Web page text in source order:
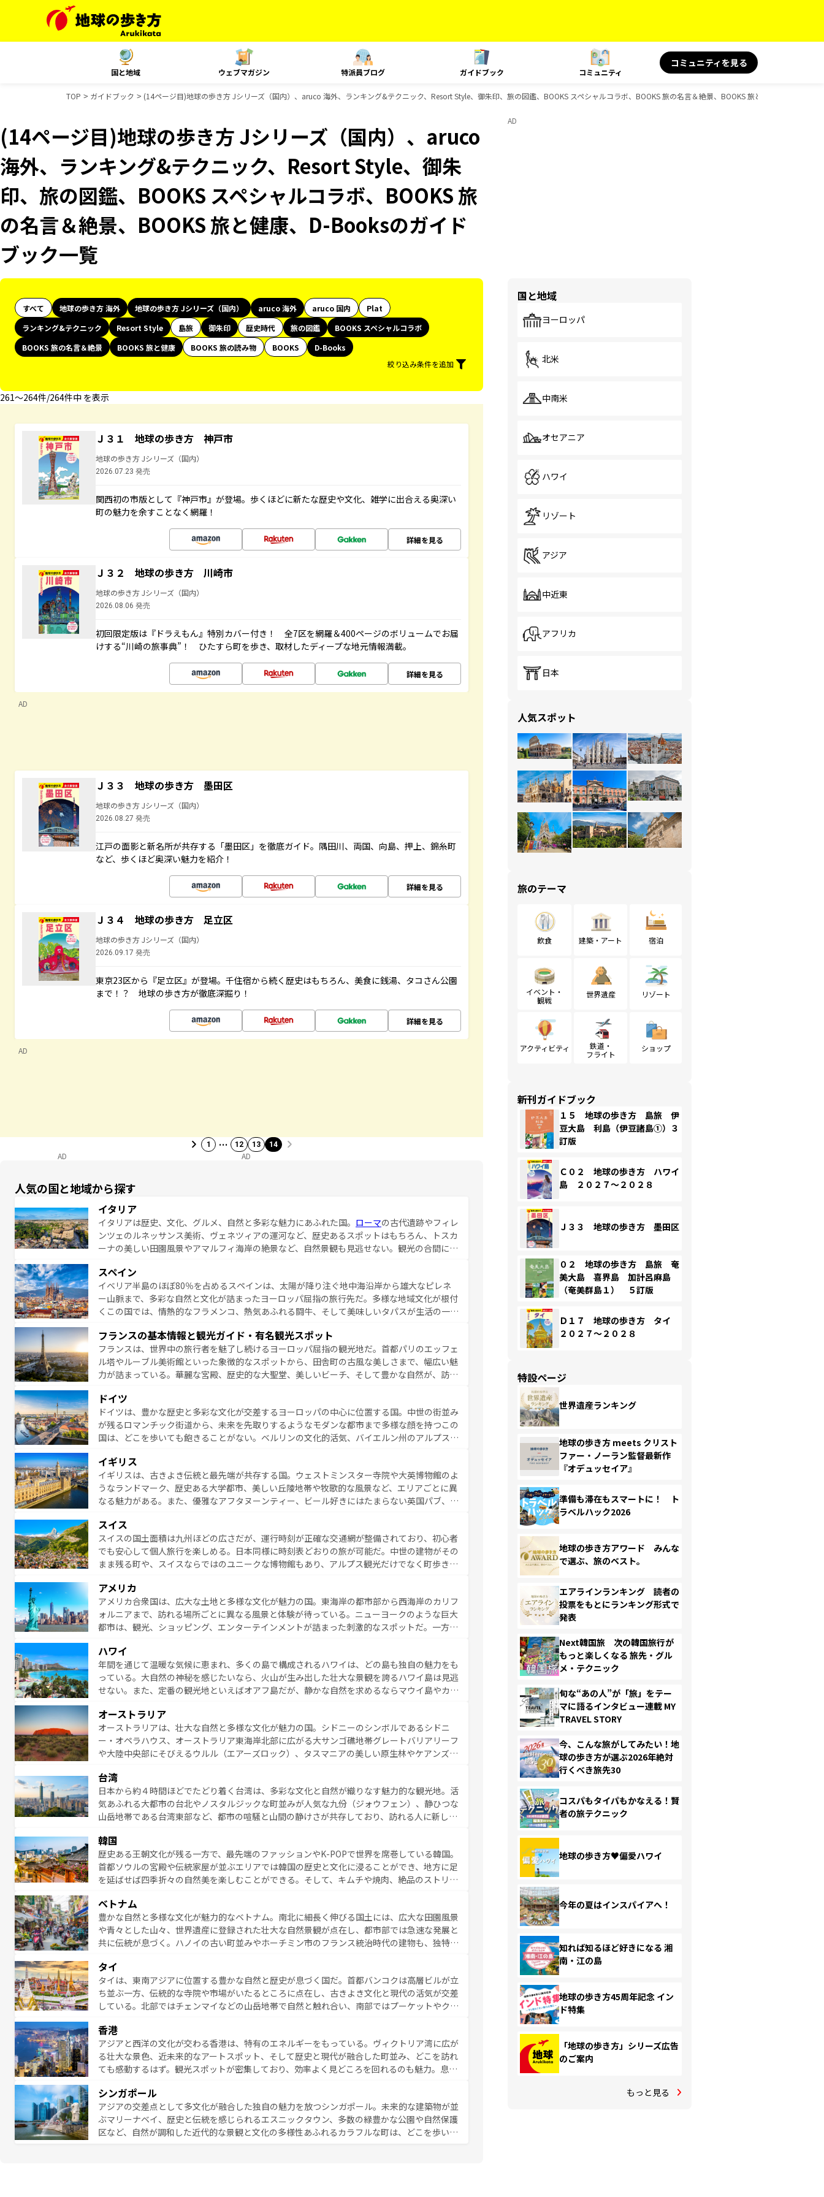
国と地域 ウェブマガジン 特派員ブログ ガイドブック コミュニティ
コミュニティを見る
TOP ガイドブック (14ページ目)地球の歩き方 Jシリーズ（国内）、aruco 海外、ランキング&テクニック、Resort Style、御朱印、旅の図鑑、BOOKS スペシャルコラボ、BOOKS 旅の名言＆絶景、BOOKS 旅と健康、D-Booksの
(14ページ目)地球の歩き方 Jシリーズ（国内）、aruco
海外、ランキング&テクニック、Resort Style、御朱
印、旅の図鑑、BOOKS スペシャルコラボ、BOOKS 旅
の名言＆絶景、BOOKS 旅と健康、D-Booksのガイド
ブック一覧
すべて 地球の歩き方 海外 地球の歩き方 Jシリーズ（国内） aruco 海外 aruco 国内
Plat
ランキング&テクニック
Resort Style 島旅 御朱印 歴史時代 旅の図鑑
BOOKS スペシャルコラボ
BOOKS 旅の名言＆絶景
BOOKS 旅と健康 BOOKS 旅の読み物 BOOKS
D-Books
絞り込み条件を追加
261〜264件/264件中 を表示
Ｊ３１ 地球の歩き方 神戸市
地球の歩き方 Jシリーズ（国内）
2026.07.23 発売
関西初の市版として『神戸市』が登場。歩くほどに新たな歴史や文化、雑学に出合える奥深い
町の魅力を余すことなく網羅！
詳細を見る
Ｊ３２ 地球の歩き方 川崎市
地球の歩き方 Jシリーズ（国内）
2026.08.06 発売
初回限定版は『ドラえもん』特別カバー付き！ 全7区を網羅＆400ページのボリュームでお届
けする“川崎の旅事典”！ ひたすら町を歩き、取材したディープな地元情報満載。
詳細を見る
AD
Ｊ３３ 地球の歩き方 墨田区
地球の歩き方 Jシリーズ（国内）
2026.08.27 発売
江戸の面影と新名所が共存する「墨田区」を徹底ガイド。隅田川、両国、向島、押上、錦糸町
など、歩くほど奥深い魅力を紹介！
詳細を見る
Ｊ３４ 地球の歩き方 足立区
地球の歩き方 Jシリーズ（国内）
2026.09.17 発売
東京23区から『足立区』が登場。千住宿から続く歴史はもちろん、美食に銭湯、タコさん公園
まで！？ 地球の歩き方が徹底深掘り！
詳細を見る
AD
1 … 12 13 14
AD AD
人気の国と地域から探す
イタリア
イタリアは歴史、文化、グルメ、自然と多彩な魅力にあふれた国。 ローマの古代遺跡やフィレ
ンツェのルネッサンス美術、ヴェネツィアの運河など、歴史あるスポットはもちろん、トスカ
ーナの美しい田園風景やアマルフィ海岸の絶景など、自然景観も見逃せない。観光の合間に
夜眠るまで、すべての瞬間を楽しませてくれるイタリアで、忘れられない旅をしてみよう！
なお、新着のイタリア情報はコンテンツ一覧を参照してほしい。
スペイン
イベリア半島のほぼ80％を占めるスペインは、太陽が降り注ぐ地中海沿岸から雄大なピレネ
ー山脈まで、多彩な自然と文化が詰まったヨーロッパ屈指の旅行先だ。多様な地域文化が根付
くこの国では、情熱的なフラメンコ、熱気あふれる闘牛、そして美味しいタパスが生活の一部
ら、地方では古代ローマ遺跡や中世の城塞都市、穏やかなビーチリゾートまで多彩な表情を見
せる。地方によって風土や気候が異なるスペインはその個性で訪れる人を魅了する。 なお、
新着のスペイン情報はコンテンツ一覧を参照してほしい。
フランスの基本情報と観光ガイド・有名観光スポット
フランスは、世界中の旅行者を魅了し続けるヨーロッパ屈指の観光地だ。首都パリのエッフェ
ル塔やルーブル美術館といった象徴的なスポットから、田舎町の古風な美しさまで、幅広い魅
力が詰まっている。華麗な宮殿、歴史的な大聖堂、美しいビーチ、そして豊かな自然が、訪れ
無形文化遺産にも登録されている。シャンパンの発祥地であるランス、プロヴァンスの香り高
いラベンダー畑など、多彩な楽しみ方が可能だ。さらに、パリ以外の地域にも魅力が溢れてお
り、どの街角にも豊かな歴史と文化が息づいている。パリ以外の個性あふれる地方に足を運ぶ
とそれぞれで全く異なる文化を体験できるだろう。 なお、新着のフランス情報はコンテンツ
ドイツ
ドイツは、豊かな歴史と多彩な文化が交差するヨーロッパの中心に位置する国。中世の街並み
が残るロマンチック街道から、未来を先取りするようなモダンな都市まで多様な顔を持つこの
国は、どこを歩いても飽きることがない。ベルリンの文化的活気、バイエルン州のアルプスの
ら地元の人と過ごす楽しい時間は、お酒好きな人にはぜひ体験してほしい。 なお、新着のド
イツ情報はコンテンツ一覧を参照してほしい。
イギリス
イギリスは、古きよき伝統と最先端が共存する国。ウェストミンスター寺院や大英博物館のよ
うなランドマーク、歴史ある大学都市、美しい丘陵地帯や牧歌的な風景など、エリアごとに異
なる魅力がある。また、優雅なアフタヌーンティー、ビール好きにはたまらない英国パブ、サ
お、新着のイギリス情報は
スイス
スイスの国土面積は九州ほどの広さだが、運行時刻が正確な交通網が整備されており、初心者
でも安心して個人旅行を楽しめる。日本同様に時刻表どおりの旅が可能だ。中世の建物がその
まま残る町や、スイスならではのユニークな博物館もあり、アルプス観光だけでなく町歩きも
ービスもあり、うまく活用すれば市内交通費無料で観光を楽しむこともできる。 なお、新着
のスイス情報はコンテンツ一覧 を参照してほしい。
アメリカ
アメリカ合衆国は、広大な土地と多様な文化が魅力の国。東海岸の都市部から西海岸のカリフ
ォルニアまで、訪れる場所ごとに異なる風景と体験が待っている。ニューヨークのような巨大
都市は、観光、ショッピング、エンターテインメントが詰まった刺激的なスポットだ。一方、
絶景が堪能できる。さらに、南部のニューオーリンズでは、音楽と美食が融合した独特の文化
が魅力。旅行者はアメリカの各地域で異なる魅力を楽しみながら、その多様性と豊かな歴史を
感じることができるだろう。車でのロードトリップや列車の旅も、アメリカならではの贅沢な
旅のスタイルだ。 なお、新着のアメリカ情報はコンテンツ一覧を参照してほしい。
ハワイ
年間を通じて温暖な気候に恵まれ、多くの島で構成されるハワイは、どの島も独自の魅力をも
っている。大自然の神秘を感じたいなら、火山が生み出した壮大な景観を誇るハワイ島は見逃
せない。また、定番の観光地といえばオアフ島だが、静かな自然を求めるならマウイ島やカウ
る。「アロハスピリット」と呼ばれるおもてなしの心で訪れる人々を迎えてくれるハワイの
人々、おいしいローカルフードやハワイアンミュージック、伝統的なフラダンスなど、すべて
がハワイの魅力を彩っている。訪れるたびに新しい発見と感動が待っているハワイを、存分に
味わってほしい。 なお、新着のハワイ情報はコンテンツ一覧を参照してほしい。
オーストラリア
オーストラリアは、壮大な自然と多様な文化が魅力の国。シドニーのシンボルであるシドニ
ー・オペラハウス、オーストラリア東海岸北部に広がる大サンゴ礁地帯グレートバリアリーフ
や大陸中央部にそびえるウルル（エアーズロック）、タスマニアの美しい原生林やケアンズの
豊かで、美味しいものであふれている。アクティビティも充実しており、サーフィンやダイビ
ング、ハイキングなど、アウトドア好きにはたまらない。オーストラリアの多彩な魅力を存分
に味わいつくそう。 なお、新着のオーストラリア情報はコンテンツ一覧を参照してほしい。
台湾
日本から約４時間ほどでたどり着く台湾は、多彩な文化と自然が織りなす魅力的な観光地。活
気あふれる大都市の台北やノスタルジックな町並みが人気な九份（ジォウフェン）、静ひつな
山岳地帯である台湾東部など、都市の喧騒と山間の静けさが共存しており、訪れる人に新しい
から高級料理、ヘルシーで美容にもいいと評判のスイーツなど、バラエティ豊かな料理が味わ
える。 なお、新着の台湾情報はコンテンツ一覧を参照してほしい。
韓国
歴史ある王朝文化が残る一方で、最先端のファッションやK-POPで世界を席巻している韓国。
首都ソウルの宮殿や伝統家屋が並ぶエリアでは韓国の歴史と文化に浸ることができ、地方に足
を延ばせば四季折々の自然美を楽しむことができる。そして、キムチや焼肉、絶品のストリー
能できる。あたたかいホスピタリティに包まれながら、韓国の多彩な魅力を心ゆくまで味わっ
てみてほしい。 なお、新着の韓国情報はコンテンツ一覧を参照してほしい。
ベトナム
豊かな自然と多様な文化が魅力的なベトナム。南北に細長く伸びる国土には、広大な田園風景
や青々とした山々、世界遺産に登録された壮大な自然景観が点在し、都市部では急速な発展と
共に伝統が息づく。ハノイの古い町並みやホーチミン市のフランス統治時代の建物も、独特の
まないベトナム料理も魅力のひとつ。フォーやバインミー、ベトナムコーヒーなどは、ぜひ現
地で味わいたい。どの地域を訪れてもあたたかい人々が旅行者を迎えてくれるので、きっと忘
れられない旅になるはずだ。 なお、新着のベトナム情報はコンテンツ一覧を参照してほし
い。
タイ
タイは、東南アジアに位置する豊かな自然と歴史が息づく国だ。首都バンコクは高層ビルが立
ち並ぶ一方、伝統的な寺院や市場がいたるところに点在し、古きよき文化と現代の活気が交差
している。北部ではチェンマイなどの山岳地帯で自然と触れ合い、南部ではプーケットやクラ
ら高級レストランまで味覚を刺激する。気候は一年中温暖で、どの季節にも異なる楽しみが待
っている。親しみやすいタイの人々、仏教を中心とした文化、そして多様な観光資源が、訪れ
る旅人を魅了し続ける。 なお、新着のタイ情報はコンテンツ一覧を参照してほしい。
香港
アジアと西洋の文化が交わる香港は、特有のエネルギーをもっている。ヴィクトリア湾に広が
る壮大な景色、近未来的なアートスポット、そして歴史と現代が融合した町並み、どこを訪れ
ても感動するはず。観光スポットが密集しており、効率よく見どころを回れるのも魅力。息を
報はコンテンツ一覧
シンガポール
アジアの交差点として多文化が融合した独自の魅力を放つシンガポール。未来的な建築物が並
ぶマリーナベイ、歴史と伝統を感じられるエスニックタウン、多数の緑豊かな公園や自然保護
区など、自然が調和した近代的な景観と文化の多様性あふれるカラフルな町は、どこを歩いて
AD
国と地域
ヨーロッパ
北米
中南米
オセアニア
ハワイ
リゾート
アジア
中近東
アフリカ
日本
人気スポット
旅のテーマ
飲食 建築・アート 宿泊
イベント・
観戦
世界遺産 リゾート
アクティビティ
鉄道・
フライト
ショップ
新刊ガイドブック
１５ 地球の歩き方 島旅 伊
豆大島 利島（伊豆諸島①）３
訂版
Ｃ０２ 地球の歩き方 ハワイ
島 ２０２７～２０２８
Ｊ３３ 地球の歩き方 墨田区
０２ 地球の歩き方 島旅 奄
美大島 喜界島 加計呂麻島
（奄美群島１） ５訂版
Ｄ１７ 地球の歩き方 タイ
２０２７～２０２８
特設ページ
世界遺産ランキング
地球の歩き方 meets クリスト
ファー・ノーラン監督最新作
『オデュッセイア』
準備も滞在もスマートに！ ト
ラベルハック2026
地球の歩き方アワード みんな
で選ぶ、旅のベスト。
エアラインランキング 読者の
投票をもとにランキング形式で
発表
Next韓国旅 次の韓国旅行が
もっと楽しくなる 旅先・グル
メ・テクニック
旬な“あの人”が「旅」をテー
マに語るインタビュー連載 MY
TRAVEL STORY
今、こんな旅がしてみたい！地
球の歩き方が選ぶ2026年絶対
行くべき旅先30
コスパもタイパもかなえる！賢
者の旅テクニック
地球の歩き方♥偏愛ハワイ
今年の夏はインスパイアへ！
知れば知るほど好きになる 湘
南・江の島
地球の歩き方45周年記念 イン
ド特集
「地球の歩き方」シリーズ広告
のご案内
もっと見る